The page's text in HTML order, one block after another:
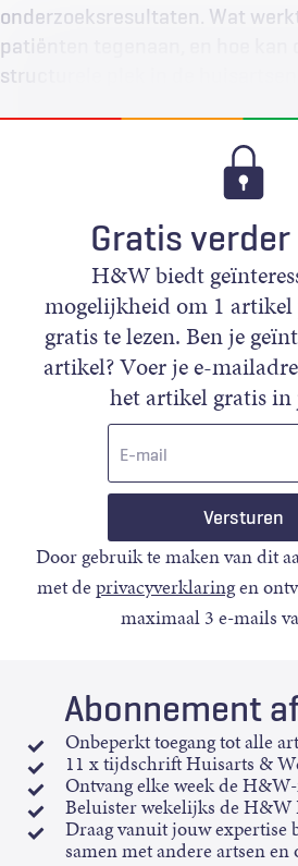
onderzoeksresultaten. Wat
patiënten tegenaan, en hoe kan
structurele plek in de
Gratis verder
H&W biedt
mogelijkheid om 1 artikel
gratis te lezen. Ben je
artikel? Voer je e-
het artikel gratis in
Door gebruik te maken van dit
met deprivacyverklaringen
maximaal 3 e-mails
Abonnement
Onbeperkt toegang tot alle
11 x tijdschrift Huisarts &
Ontvang elke week de
Beluister wekelijks de H&W
Draag vanuit jouw expertise
samen met andere artsen en